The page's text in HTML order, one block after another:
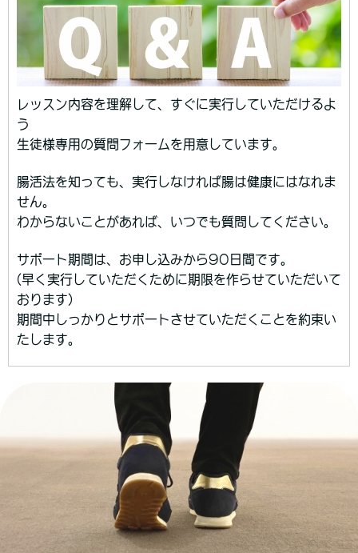
レッスン内容を理解して、すぐに実行していただけるよ
う
生徒様専用の質問フォームを用意しています。
腸活法を知っても、実行しなければ腸は健康にはなれま
せん。
わからないことがあれば、いつでも質問してください。
サポート期間は、お申し込みから90日間です。
(早く実行していただくために期限を作らせていただいて
おります)
期間中しっかりとサポートさせていただくことを約束い
たします。